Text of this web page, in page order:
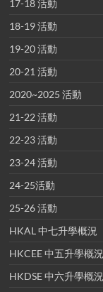
17-18 活動
18-19 活動
19-20 活動
20-21 活動
2020~2025 活動
21-22 活動
22-23 活動
23-24 活動
24-25活動
25-26 活動
HKAL 中七升學概況
HKCEE 中五升學概況
HKDSE 中六升學概況